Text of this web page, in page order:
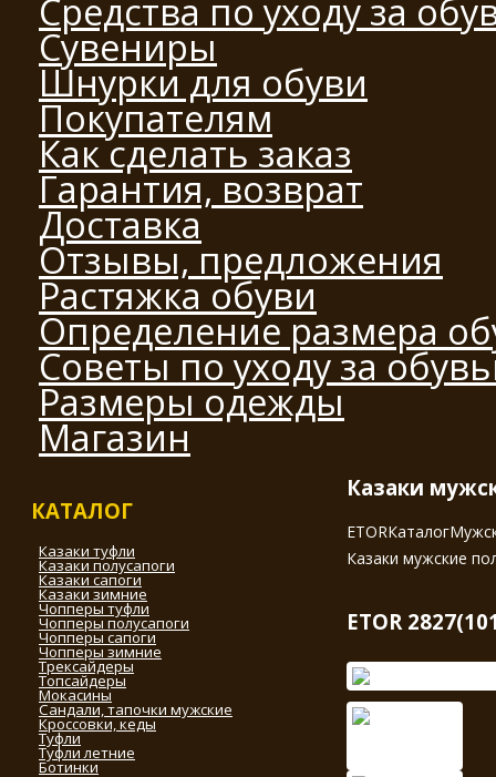
Средства по уходу за
Сувениры
Шнурки для обуви
Покупателям
Как сделать заказ
Гарантия, возврат
Доставка
Отзывы, предложения
Растяжка обуви
Определение размера
Советы по уходу за
Размеры одежды
Магазин
КАТАЛОГ
Казаки туфли
Казаки полусапоги
Казаки сапоги
Казаки зимние
Чопперы туфли
Чопперы полусапоги
Чопперы сапоги
Чопперы зимние
Трексайдеры
Топсайдеры
Мокасины
Сандали, тапочки мужские
Кроссовки, кеды
Туфли
Туфли летние
Ботинки
Казаки
ETORКаталог
Казаки мужские
ETOR